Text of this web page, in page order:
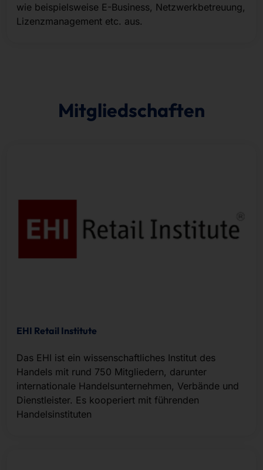
wie beispielsweise E-Business, Netzwerkbetreuung,
Lizenzmanagement etc. aus.
Mitgliedschaften
EHI Retail Institute
Das EHI ist ein wissenschaftliches Institut des
Handels mit rund 750 Mitgliedern, darunter
internationale Handelsunternehmen, Verbände und
Dienstleister. Es kooperiert mit führenden
Handelsinstituten